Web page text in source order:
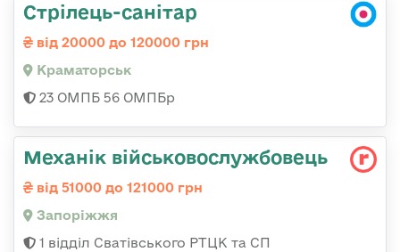
Стрілець-санітар
від 20000 до 120000 грн
Краматорськ
23 ОМПБ 56 ОМПБр
Механік військовослужбовець
від 51000 до 121000 грн
Запоріжжя
1 відділ Сватівського РТЦК та СП